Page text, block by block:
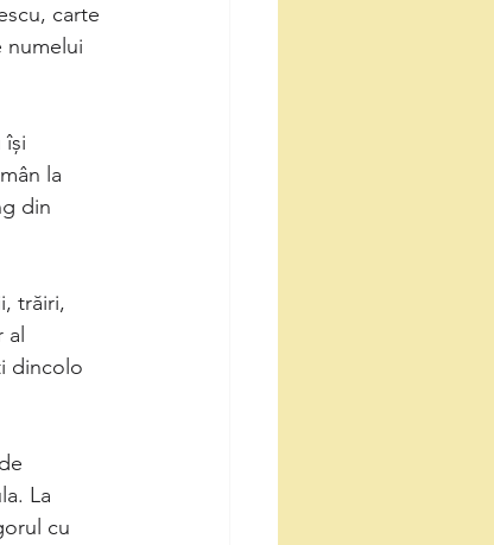
carte
numelui
își
la
din
trăiri,
dincolo
La
cu